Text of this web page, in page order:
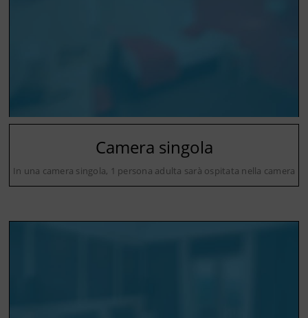
Camera singola
In una camera singola, 1 persona adulta sarà ospitata nella camera